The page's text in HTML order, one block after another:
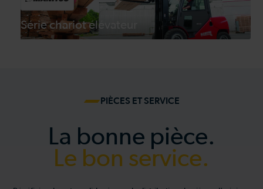
Série chariot élévateur
PIÈCES ET SERVICE
La bonne pièce.
Le bon service.